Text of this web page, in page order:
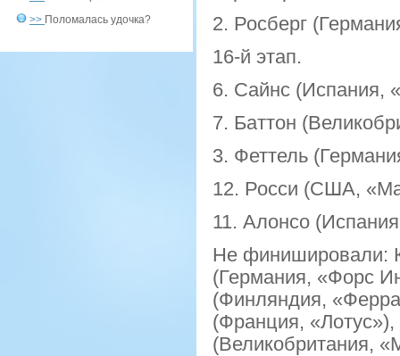
>> Поломалась удочка?
2. Росберг
16-й этап.
6. Сайнс (Испания,
7. Баттон
3. Феттель
12. Росси (США,
11. Алонсо
Не финишировали:
(Германия, «Форс
(Финляндия,
(Франция,
(Великобритания,